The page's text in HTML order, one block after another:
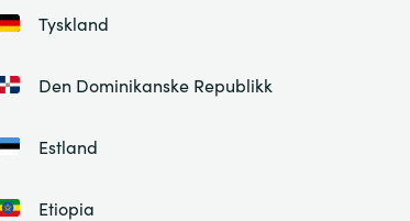
Tyskland
Den Dominikanske Republikk
Estland
Etiopia